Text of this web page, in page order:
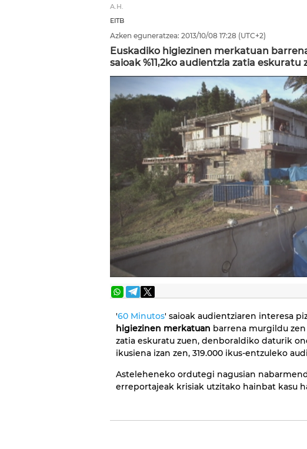
A.H.
EITB
Azken eguneratzea: 2013/10/08 17:28 (UTC+2)
Euskadiko higiezinen merkatuan
saioak %11,2ko audientzia zatia eskuratu
'60 Minutos' saioak audientziaren interesa
higiezinen merkatuan barrena murgildu zen
zatia eskuratu zuen, denboraldiko daturik
ikusiena izan zen, 319.000 ikus-entzuleko
Asteleheneko ordutegi nagusian
erreportajeak krisiak utzitako hainbat kasu